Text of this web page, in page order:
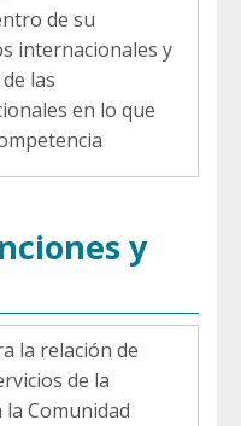
de su
internacionales y
las
en lo que
y
la relación de
de la
Comunidad